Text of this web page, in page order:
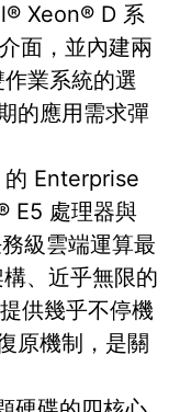
Xeon® D 系
面，並內建兩
業系統的選
的應用需求彈
的 Enterprise
E5 處理器與
級雲端運算最
、近乎無限的
供幾乎不停機
原機制，是關